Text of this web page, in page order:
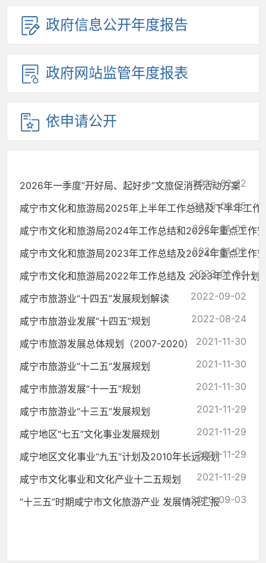
政府信息公开年度报告
政府网站监管年度报表
依申请公开
2026年一季度“开好局、起好步”文旅促消费活动方案
2026-02-12
咸宁市文化和旅游局2025年上半年工作总结及下半年工作
2025-08-15
咸宁市文化和旅游局2024年工作总结和2025年重点工作
2025-01-06
咸宁市文化和旅游局2023年工作总结及2024年重点工作
2024-01-08
咸宁市文化和旅游局2022年工作总结及 2023年工作计划
2023-01-04
咸宁市旅游业“十四五”发展规划解读 2022-09-02
咸宁市旅游业发展“十四五”规划 2022-08-24
咸宁市旅游发展总体规划（2007-2020） 2021-11-30
咸宁市旅游业“十二五”发展规划 2021-11-30
咸宁市旅游发展“十一五”规划 2021-11-30
咸宁市旅游业“十三五”发展规划 2021-11-29
咸宁地区“七五”文化事业发展规划 2021-11-29
咸宁地区文化事业“九五”计划及2010年长远规划2021-11-29
咸宁市文化事业和文化产业十二五规划 2021-11-29
“十三五”时期咸宁市文化旅游产业 发展情况汇报
2020-09-03